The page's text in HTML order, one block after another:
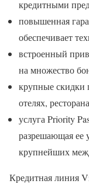
кредитными
повышенная
обеспечивает
встроенный
на множество
крупные скидки
отелях,
услуга Priority
разрешающая ее
крупнейших
Кредитная линия